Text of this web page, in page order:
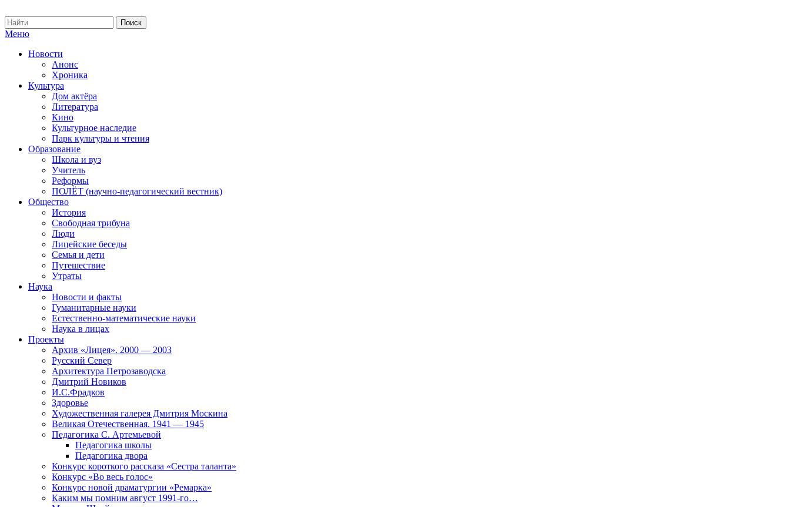
Меню
Новости
Анонс
Хроника
Культура
Дом актёра
Литература
Кино
Культурное наследие
Парк культуры и чтения
Образование
Школа и вуз
Учитель
Реформы
ПОЛЁТ (научно-педагогический вестник)
Общество
История
Свободная трибуна
Люди
Лицейские беседы
Семья и дети
Путешествие
Утраты
Наука
Новости и факты
Гуманитарные науки
Естественно-математические науки
Наука в лицах
Проекты
Архив «Лицея». 2000 — 2003
Русский Север
Архитектура Петрозаводска
Дмитрий Новиков
И.С.Фрадков
Здоровье
Художественная галерея Дмитрия Москина
Великая Отечественная. 1941 — 1945
Педагогика С. Артемьевой
Педагогика школы
Педагогика двора
Конкурс короткого рассказа «Сестра таланта»
Конкурс «Во весь голос»
Конкурс новой драматургии «Ремарка»
Каким мы помним август 1991-го…